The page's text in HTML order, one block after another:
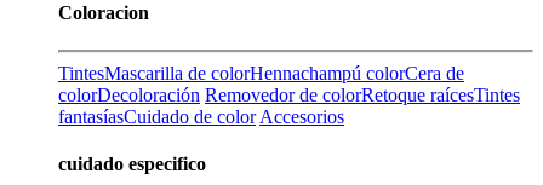
Coloracion
TintesMascarilla de colorHennachampú colorCera de
colorDecoloración Removedor de colorRetoque raícesTintes
fantasíasCuidado de color Accesorios
cuidado especifico